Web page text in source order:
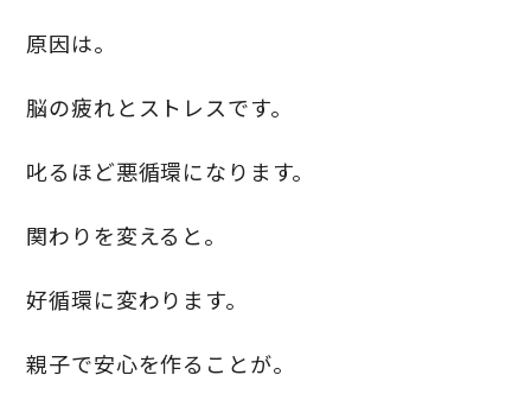
原因は。
脳の疲れとストレスです。
叱るほど悪循環になります。
関わりを変えると。
好循環に変わります。
親子で安心を作ることが。